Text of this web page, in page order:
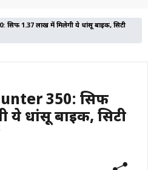
1.37 लाख में मिलेगी ये धांसू बाइक, सिटी
350: सिर्फ
ये धांसू बाइक, सिटी